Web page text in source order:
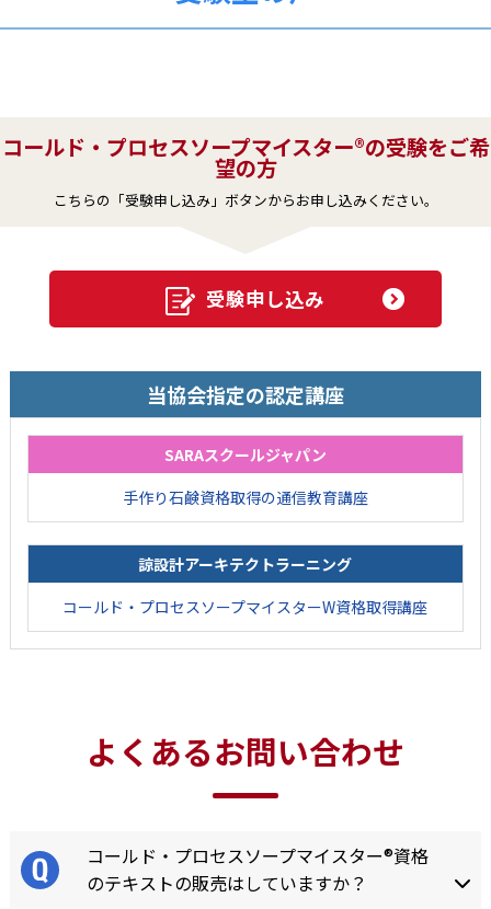
コールド・プロセスソープマイスター®の受験をご希
望の方
こちらの「受験申し込み」ボタンからお申し込みください。
受験申し込み
当協会指定の認定講座
SARAスクールジャパン
手作り石鹸資格取得の通信教育講座
諒設計アーキテクトラーニング
コールド・プロセスソープマイスターW資格取得講座
よくあるお問い合わせ
コールド・プロセスソープマイスター®資格
のテキストの販売はしていますか？